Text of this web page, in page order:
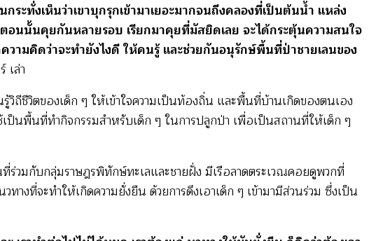
ระทั่งเห็นว่าเขาบุกรุกเข้ามาเยอะมากจนถึงคลองที่เป็นต้นน้ำ แหล่ง
นนั้นคุยกันหลายรอบ เรียกมาคุยที่มัสยิดเลย จะได้กระตุ้นความสนใจ
ามคิดว่าจะทำยังไงดี ให้คนรู้ และช่วยกันอนุรักษ์พื้นที่ป่าชายเลนของ
ล่า
ถีชีวิตของเด็ก ๆ ให้เข้าใจความเป็นท้องถิ่น และพื้นที่บ้านเกิดของตนเอง
นที่ทำกิจกรรมสำหรับเด็ก ๆ ในการปลูกป่า เพื่อเป็นสถานที่ให้เด็ก ๆ
วมกับกลุ่มราษฎรพิทักษ์ทะเลและชายฝั่ง มีเรือลาดตระเวณคอยดูพวกที่
งที่จะทำให้เกิดความยั่งยืน ด้วยการดึงเอาเด็ก ๆ เข้ามามีส่วนร่วม ซึ่งเป็น